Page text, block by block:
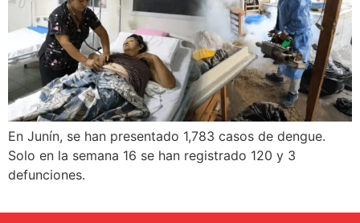
En Junín, se han presentado 1,783 casos de dengue.
Solo en la semana 16 se han registrado 120 y 3
defunciones.